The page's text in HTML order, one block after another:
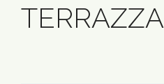
TERRAZZA